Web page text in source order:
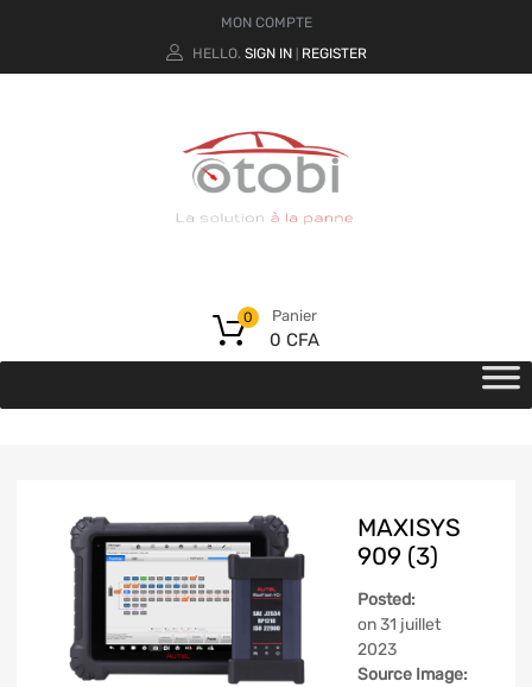
MON COMPTE
HELLO. SIGN IN REGISTER
Panier
0 CFA
0
MAXISYS
909 (3)
Posted:
on31 juillet
2023
Source Image: